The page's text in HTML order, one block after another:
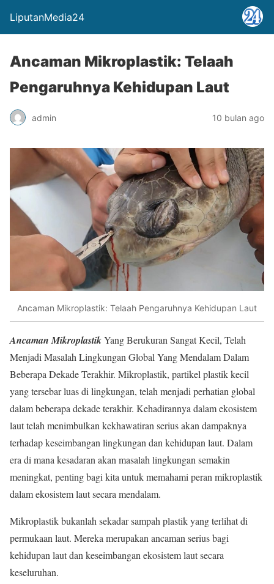
LiputanMedia24
Ancaman Mikroplastik: Telaah
Pengaruhnya Kehidupan Laut
admin 10 bulan ago
Ancaman Mikroplastik: Telaah Pengaruhnya Kehidupan Laut
Ancaman MikroplastikYang Berukuran Sangat Kecil, Telah
Menjadi Masalah Lingkungan Global Yang Mendalam Dalam
Beberapa Dekade Terakhir. Mikroplastik, partikel plastik kecil
yang tersebar luas di lingkungan, telah menjadi perhatian global
dalam beberapa dekade terakhir. Kehadirannya dalam ekosistem
laut telah menimbulkan kekhawatiran serius akan dampaknya
terhadap keseimbangan lingkungan dan kehidupan laut. Dalam
era di mana kesadaran akan masalah lingkungan semakin
meningkat, penting bagi kita untuk memahami peran mikroplastik
dalam ekosistem laut secara mendalam.
Mikroplastik bukanlah sekadar sampah plastik yang terlihat di
permukaan laut. Mereka merupakan ancaman serius bagi
kehidupan laut dan keseimbangan ekosistem laut secara
keseluruhan.